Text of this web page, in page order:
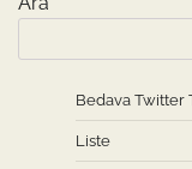
Bedava Twitter
Liste